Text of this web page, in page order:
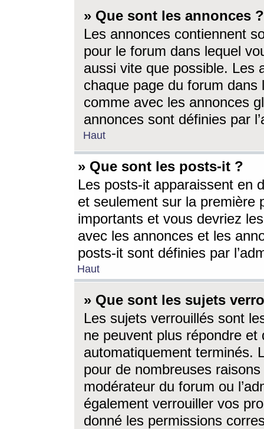
» Que sont les annonces ?
Les annonces contiennent
pour le forum dans lequel
aussi vite que possible. Les
chaque page du forum dans
comme avec les annonces
annonces sont définies par
Haut
» Que sont les posts-it ?
Les posts-it apparaissent en
et seulement sur la première
importants et vous devriez
avec les annonces et les
posts-it sont définies par
Haut
» Que sont les sujets
Les sujets verrouillés sont
ne peuvent plus répondre
automatiquement terminés.
pour de nombreuses
modérateur du forum ou
également verrouiller vos
donné les permissions